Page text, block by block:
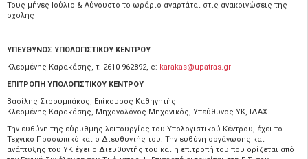
Τους μήνες Ιούλιο & Αύγουστο το ωράριο αναρτάται στις ανακοινώσεις της
σχολής
ΥΠΕΥΘΥΝΟΣ ΥΠΟΛΟΓΙΣΤΙΚΟΥ ΚΕΝΤΡΟΥ
Κλεομένης Καρακάσης, τ: 2610 962892, e: karakas@upatras.gr
ΕΠΙΤΡΟΠΗ ΥΠΟΛΟΓΙΣΤΙΚΟΥ ΚΕΝΤΡΟΥ
Βασίλης Στρουμπάκος, Επίκουρος Καθηγητής
Κλεομένης Καρακάσης, Μηχανολόγος Μηχανικός, Υπεύθυνος ΥΚ, ΙΔΑΧ
Την ευθύνη της εύρυθμης λειτουργίας του Υπολογιστικού Κέντρου, έχει το
Τεχνικό Προσωπικό και ο Διευθυντής του. Την ευθύνη οργάνωσης και
ανάπτυξης του ΥΚ έχει ο Διευθυντής του και η επιτροπή του που ορίζεται από